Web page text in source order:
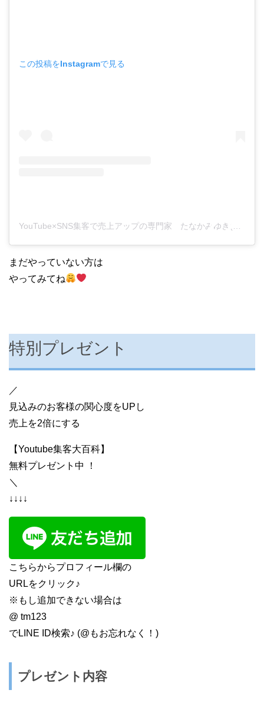
この投稿をInstagramで見る
まだやっていない方は
やってみてね
特別プレゼント
／
見込みのお客様の関心度をUPし
売上を2倍にする
【Youtube集客大百科】
無料プレゼント中 ！
＼
↓↓↓↓
こちらからプロフィール欄の
URLをクリック♪
※もし追加できない場合は
@ tm123
でLINE ID検索♪ (@もお忘れなく！)
プレゼント内容